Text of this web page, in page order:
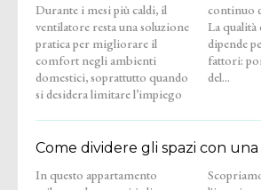
Durante i mesi più caldi, il
ventilatore resta una soluzione
pratica per migliorare il
comfort negli ambienti
domestici, soprattutto quando
si desidera limitare l’impiego
continuo del climatizzatore.
La qualità della ventilazione
dipende però da diversi
fattori: portata, regolarità
del...
Come dividere gli spazi con
In questo appartamento
Scopriamo come